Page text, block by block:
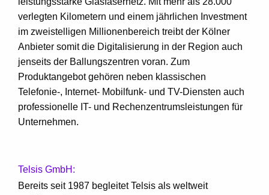
verlegten Kilometern und einem jährlichen Investment
im zweistelligen Millionenbereich treibt der Kölner
Anbieter somit die Digitalisierung in der Region auch
jenseits der Ballungszentren voran. Zum
Produktangebot gehören neben klassischen
Telefonie-, Internet- Mobilfunk- und TV-Diensten auch
professionelle IT- und Rechenzentrumsleistungen für
Unternehmen.
Telsis GmbH:
Bereits seit 1987 begleitet Telsis als weltweit